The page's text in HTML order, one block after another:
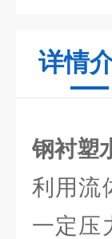
详情
钢衬塑
利用流
一定压